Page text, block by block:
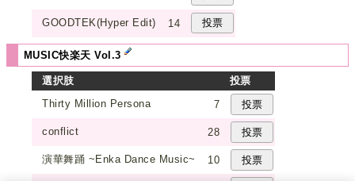
GOODTEK(Hyper Edit) 14
MUSIC快楽天 Vol.3
選択肢
投票
Thirty Million Persona
7
conflict 28
演華舞踊 ~Enka Dance Music~ 10